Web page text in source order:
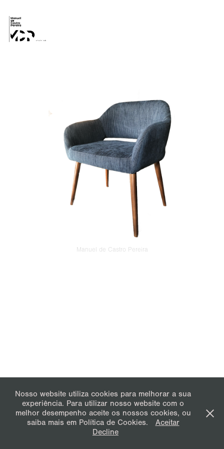
Manuel de Castro Pereira
Nosso website utiliza cookies para melhorar a sua
experiência. Para utilizar nosso website com o
melhor desempenho aceite os nossos cookies, ou
saiba mais em Política de Cookies.
Aceitar
Decline